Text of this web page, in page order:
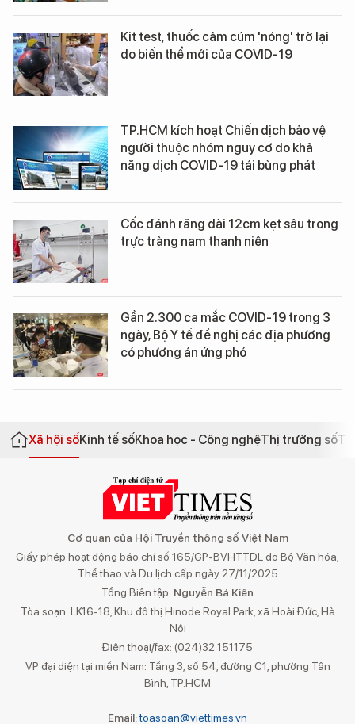
Kit test, thuốc cảm cúm 'nóng' trở lại
do biến thể mới của COVID-19
TP.HCM kích hoạt Chiến dịch bảo vệ
người thuộc nhóm nguy cơ do khả
năng dịch COVID-19 tái bùng phát
Cốc đánh răng dài 12cm kẹt sâu trong
trực tràng nam thanh niên
Gần 2.300 ca mắc COVID-19 trong 3
ngày, Bộ Y tế đề nghị các địa phương
có phương án ứng phó
Xã hội sốKinh tế sốKhoa học - Công nghệThị trường số
Cơ quan của Hội Truyền thông số Việt Nam
Giấy phép hoạt động báo chí số 165/GP-BVHTTDL do Bộ Văn hóa,
Thể thao và Du lịch cấp ngày 27/11/2025
Tổng Biên tập: Nguyễn Bá Kiên
Tòa soạn: LK16-18, Khu đô thị Hinode Royal Park, xã Hoài Đức, Hà
Nội
Điện thoại/fax: (024)32 151175
VP đại diện tại miền Nam: Tầng 3, số 54, đường C1, phường Tân
Bình, TP.HCM
Email:toasoan@viettimes.vn